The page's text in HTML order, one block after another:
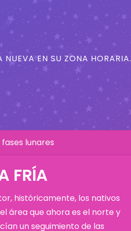
NUEVA EN SU ZONA HORARIA.
lunares
FRÍA
históricamente, los nativos
área que ahora es el norte y
un seguimiento de las